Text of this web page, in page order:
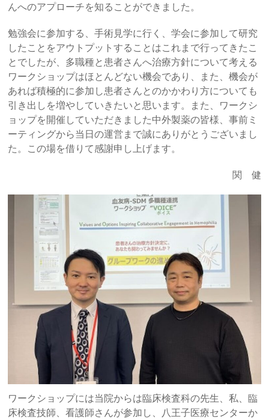
んへのアプローチを知ることができました。
勉強会に参加する、手術見学に行く、学会に参加して研究
したことをアウトプットすることはこれまで行ってきたこ
とでしたが、多職種と患者さんへ治療方針について考える
ワークショップはほとんどない機会であり、また、機会が
あれば積極的に参加し患者さんとのかかわり方についても
引き出しを増やしていきたいと思います。また、ワークシ
ョップを開催していただきました中外製薬の皆様、事前ミ
ーティングから当日の運営まで誠にありがとうございまし
た。この場を借りて感謝申し上げます。
関 健
ワークショップには当院からは臨床検査科の先生、私、臨
床検査技師、看護師さんが参加し、八王子医療センターか